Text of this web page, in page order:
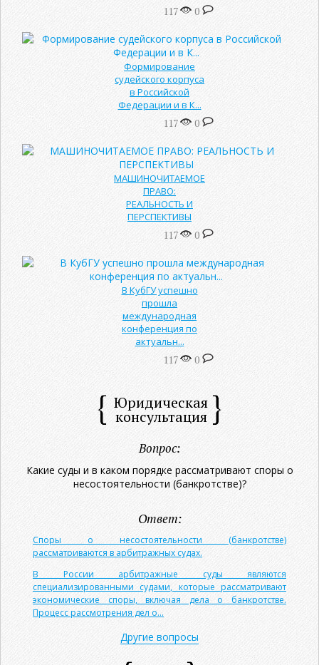
117 0
Формирование
судейского корпуса
в Российской
Федерации и в К...
117 0
МАШИНОЧИТАЕМОЕ
ПРАВО:
РЕАЛЬНОСТЬ И
ПЕРСПЕКТИВЫ
117 0
В КубГУ успешно
прошла
международная
конференция по
актуальн...
117 0
Юридическая
консультация
Вопрос:
Какие суды и в каком порядке рассматривают споры о
несостоятельности (банкротстве)?
Ответ:
Споры о несостоятельности (банкротстве)
рассматриваются в арбитражных судах.
В России арбитражные суды являются
специализированными судами, которые рассматривают
экономические споры, включая дела о банкротстве.
Процесс рассмотрения дел о...
Другие вопросы